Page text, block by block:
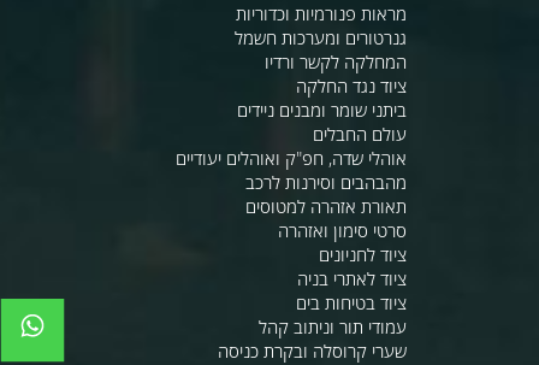
מראות פנורמיות וכדוריות
גנרטורים ומערכות חשמל
המחלקה לקשר ורדיו
ציוד נגד החלקה
ביתני שומר ומבנים ניידים
עולם החבלים
אוהלי שדה, חפ"ק ואוהלים יעודיים
מהבהבים וסירנות לרכב
תאורת אזהרה למטוסים
סרטי סימון ואזהרה
ציוד לחניונים
ציוד לאתרי בניה
ציוד בטיחות בים
עמודי תור וניתוב קהל
שערי קרוסלה ובקרת כניסה